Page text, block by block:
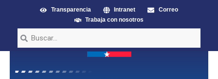
Transparencia Intranet
Correo
Trabaja con nosotros